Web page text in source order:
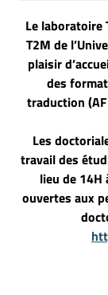
Le laboratoire
T2M de
plaisir
des
traduction
Les
travail des
lieu de 14H
ouvertes aux